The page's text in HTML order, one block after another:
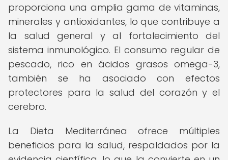
proporciona una amplia gama de vitaminas,
minerales y antioxidantes, lo que contribuye a
la salud general y al fortalecimiento del
sistema inmunológico. El consumo regular de
pescado, rico en ácidos grasos omega-3,
también se ha asociado con efectos
protectores para la salud del corazón y el
cerebro.
La Dieta Mediterránea ofrece múltiples
beneficios para la salud, respaldados por la